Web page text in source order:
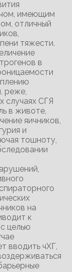
имеющим
отличный
тяжести.
в
реже,
случаях СГЯ
в животе,
яичников,
и
тошноту,
на
к
целью
вводить чХГ,